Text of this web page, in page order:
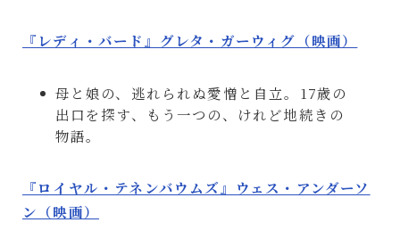
『レディ・バード』グレタ・ガーウィグ（映画）
母と娘の、逃れられぬ愛憎と自立。17歳の
出口を探す、もう一つの、けれど地続きの
物語。
『ロイヤル・テネンバウムズ』ウェス・アンダーソ
ン（映画）